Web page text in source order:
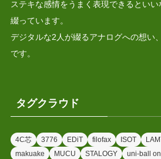
ステキな感情をうまく表現できるとい
綴っています。
デジタルな2人が綴るアナログへの想い
です。
タグクラウド
4C芯 3776 EDiT filofax ISOT
makuake
MUCU STALOGY uni-ball